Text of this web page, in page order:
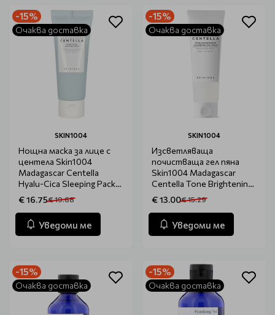
-15%
Очаква доставка
SKIN1004
Нощна маска за лице с
центела Skin1004
Madagascar Centella
Hyalu-Cica Sleeping Pack
100ml
€ 16.75€ 19.68
Уведоми ме
-15%
Очаква доставка
SKIN1004
Изсветляваща
почистваща гел пяна
Skin1004 Madagascar
Centella Tone Brightening
Cleansing Gel Foam 125ml
€ 13.00€ 15.29
Уведоми ме
-15%
Очаква доставка
-15%
Очаква доставка